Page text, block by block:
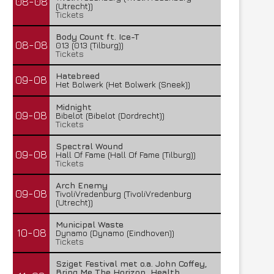
(Utrecht))
Tickets
08-08
Body Count ft. Ice-T
013 (013 (Tilburg))
Tickets
09-08
Hatebreed
Het Bolwerk (Het Bolwerk (Sneek))
09-08
Midnight
Bibelot (Bibelot (Dordrecht))
Tickets
09-08
Spectral Wound
Hall Of Fame (Hall Of Fame (Tilburg))
Tickets
09-08
Arch Enemy
TivoliVredenburg (TivoliVredenburg
(Utrecht))
10-08
Municipal Waste
Dynamo (Dynamo (Eindhoven))
Tickets
Sziget Festival met o.a. John Coffey,
Bring Me The Horizon, Health